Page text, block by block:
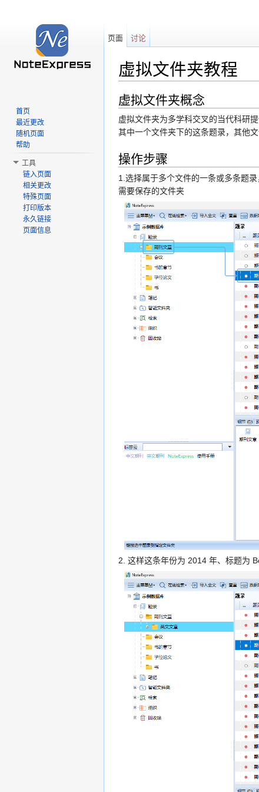
虚拟文件夹教程
虚拟文件夹概念
虚拟文件夹为多学科交叉的当代科研
其中一个文件夹下的这条题录，其他
操作步骤
1.选择属于多个文件的一条或多条题
需要保存的文件夹
2. 这样这条年份为 2014 年、标题为
页面 讨论
首页
最近更改
随机页面
帮助
工具
链入页面
相关更改
特殊页面
打印版本
永久链接
页面信息